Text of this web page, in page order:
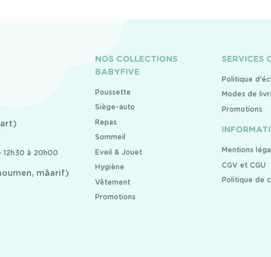
12h30 à 20h00
mâarif)
NOS COLLECTIONS
BABYFIVE
Poussette
Siège-auto
Repas
Sommeil
Eveil & Jouet
Hygiène
Vêtement
Promotions
SERVICES
Politique
Modes de
Promotions
Mentions
CGV et CGU
Politique de